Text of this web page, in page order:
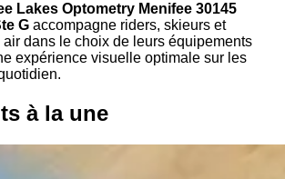
Lakes Optometry Menifee 30145
G accompagne riders, skieurs et
dans le choix de leurs équipements
expérience visuelle optimale sur les
à la une